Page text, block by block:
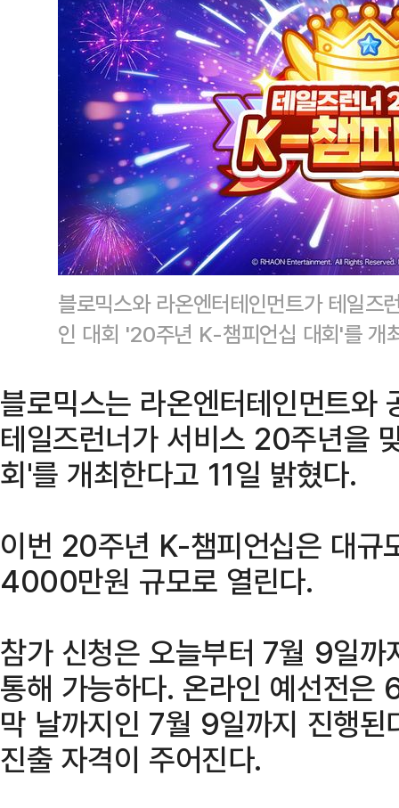
블로믹스와 라온엔터테인먼트가 테일
인 대회 '20주년 K-챔피언십 대회'를 개
블로믹스는 라온엔터테인먼트와
테일즈런너가 서비스 20주년을
회'를 개최한다고 11일 밝혔다.
이번 20주년 K-챔피언십은 대규
4000만원 규모로 열린다.
참가 신청은 오늘부터 7월 9일
통해 가능하다. 온라인 예선전
막 날까지인 7월 9일까지 진행
진출 자격이 주어진다.